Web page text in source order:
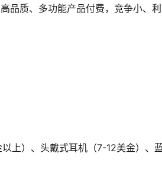
品质、多功能产品付费，竞争小、
上）、头戴式耳机（7-12美金）、